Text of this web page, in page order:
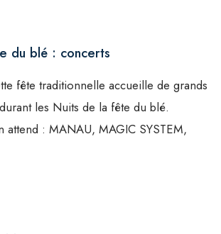
du blé : concerts
fête traditionnelle accueille de grands
les Nuits de la fête du blé.
: MANAU, MAGIC SYSTEM,